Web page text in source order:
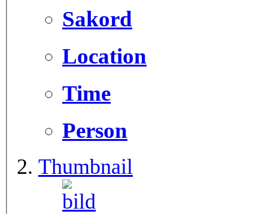
Sakord
Location
Time
Person
Thumbnail